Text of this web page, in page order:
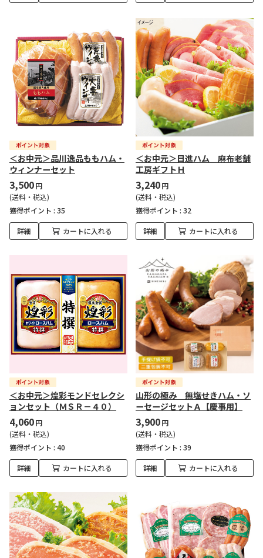
＜お中元＞品川逸品ももハム・
ウィンナーセット
3,500円
(送料・税込)
獲得ポイント : 35
詳細 カートに入れる
＜お中元＞日進ハム 麻布老舗
工房ギフトＨ
3,240円
(送料・税込)
獲得ポイント : 32
詳細 カートに入れる
＜お中元＞煌彩モンドセレクシ
ョンセット（ＭＳＲ－４０）
4,060円
(送料・税込)
獲得ポイント : 40
詳細 カートに入れる
山形の極み 無塩せきハム・ソ
ーセージセットＡ【慶事用】
3,900円
(送料・税込)
獲得ポイント : 39
詳細 カートに入れる